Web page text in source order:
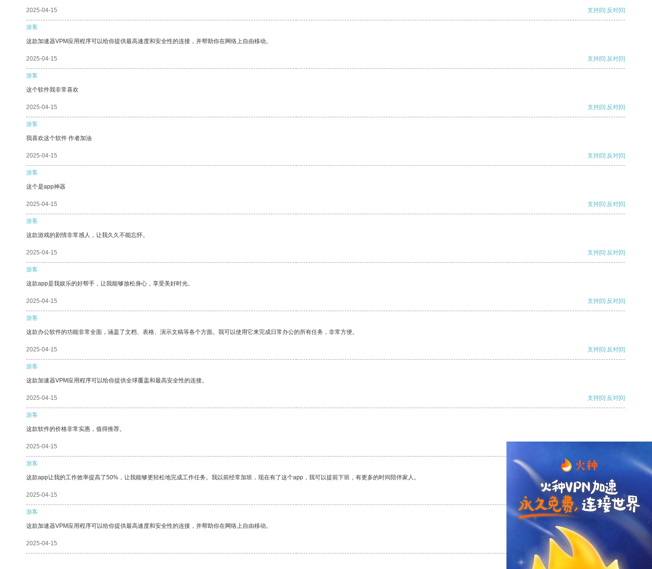
2025-04-15 支持[0] 反对[0]
游客
这款加速器VPM应用程序可以给你提供最高速度和安全性的连接，并帮助你在网络上自由移动。
2025-04-15 支持[0] 反对[0]
游客
这个软件我非常喜欢
2025-04-15 支持[0] 反对[0]
游客
我喜欢这个软件 作者加油
2025-04-15 支持[0] 反对[0]
游客
这个是app神器
2025-04-15 支持[0] 反对[0]
游客
这款游戏的剧情非常感人，让我久久不能忘怀。
2025-04-15 支持[0] 反对[0]
游客
这款app是我娱乐的好帮手，让我能够放松身心，享受美好时光。
2025-04-15 支持[0] 反对[0]
游客
这款办公软件的功能非常全面，涵盖了文档、表格、演示文稿等各个方面。我可以使用它来完成日常办公的所有任务，非常方便。
2025-04-15 支持[0] 反对[0]
游客
这款加速器VPM应用程序可以给你提供全球覆盖和最高安全性的连接。
2025-04-15 支持[0] 反对[0]
游客
这款软件的价格非常实惠，值得推荐。
2025-04-15
游客
这款app让我的工作效率提高了50%，让我能够更轻松地完成工作任务。我以前经常加班，现在有了这个app，我可以提前下班，有更多的时间陪伴家人。
2025-04-15 支持 [0] 反对 [0]
游客
这款加速器VPM应用程序可以给你提供最高速度和安全性的连接，并帮助你在网络上自由移动。
2025-04-15 支持